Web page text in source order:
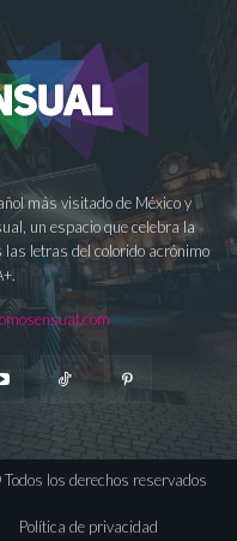
más visitado de México y
un espacio que celebra la
letras del colorido acrónimo
los derechos reservados
Política de privacidad